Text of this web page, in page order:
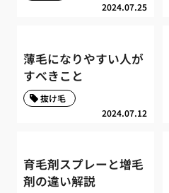
2024.07.25
薄毛になりやすい人が
すべきこと
2024.07.12
抜け毛
育毛剤スプレーと増毛
剤の違い解説